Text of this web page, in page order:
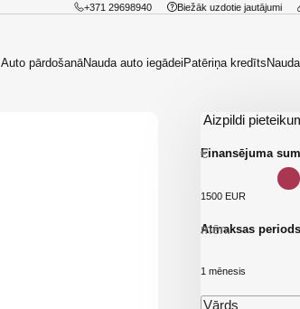
+371 29698940 Biežāk uzdotie jautājumi
Auto pārdošanāNauda auto iegādeiPatēriņa kredīts
Aizpildi
Finansējuma
€
1500 EUR
Atmaksas
mēn.
1 mēnesis